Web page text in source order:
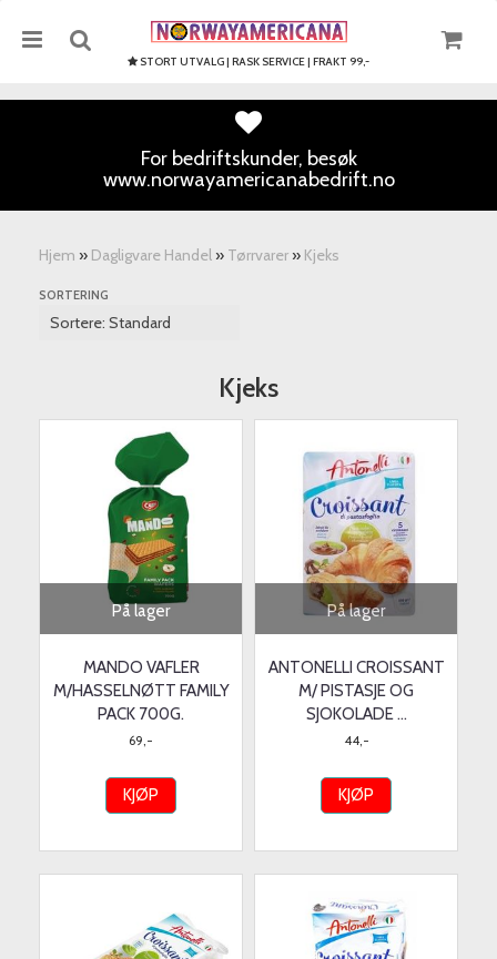
STORT UTVALG | RASK SERVICE | FRAKT 99,-
For bedriftskunder, besøk
www.norwayamericanabedrift.no
Hjem » Dagligvare Handel » Tørrvarer » Kjeks
SORTERING
Kjeks
På lager
MANDO VAFLER
M/HASSELNØTT FAMILY
PACK 700G.
69,-
KJØP
På lager
ANTONELLI CROISSANT
M/ PISTASJE OG
SJOKOLADE ...
44,-
KJØP